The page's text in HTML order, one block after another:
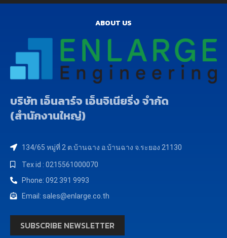
ABOUT US
บริษัท เอ็นลาร์จ เอ็นจิเนียริ่ง จำกัด
(สำนักงานใหญ่)
134/65 หมู่ที่ 2 ต.บ้านฉาง อ.บ้านฉาง จ.ระยอง 21130
Tex id : 0215561000070
Phone: 092 391 9993
Email: sales@enlarge.co.th
SUBSCRIBE NEWSLETTER